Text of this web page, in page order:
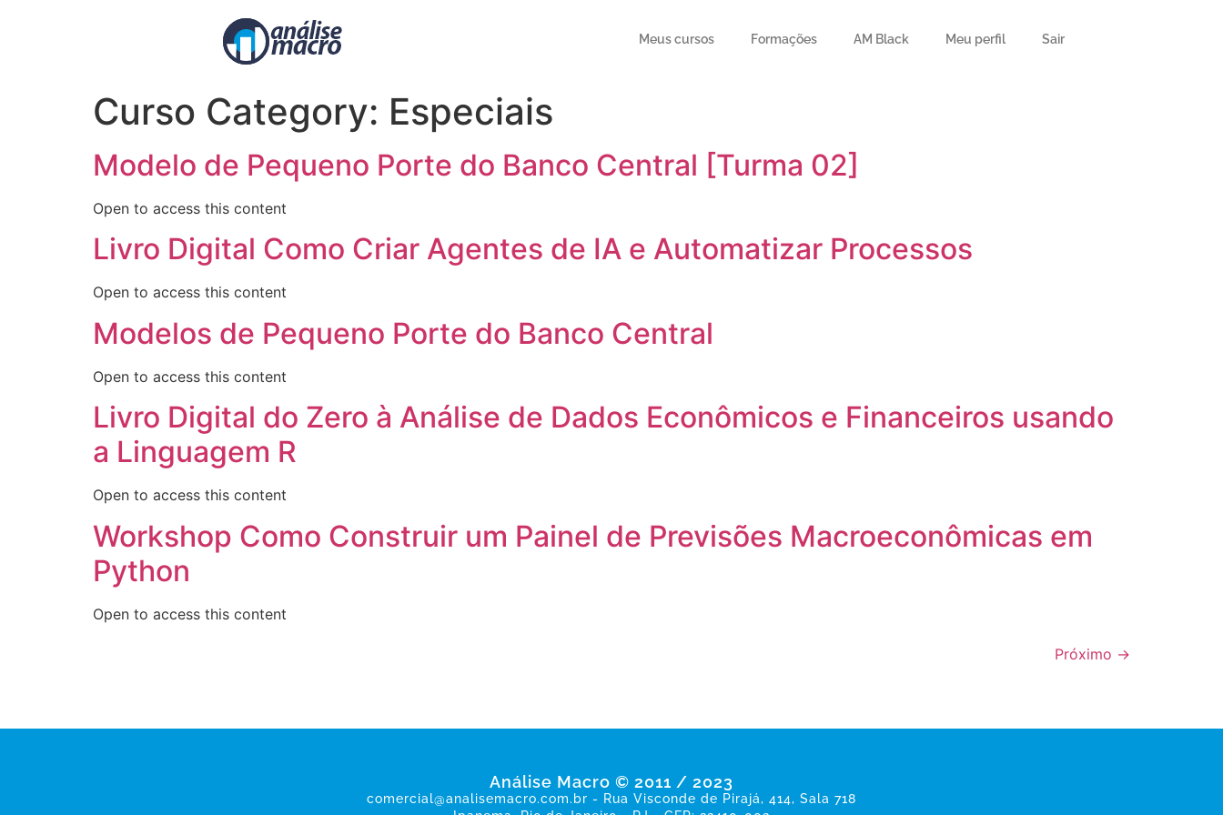
Meus cursos Formações AM Black Meu perfil Sair
Curso Category: Especiais
Modelo de Pequeno Porte do Banco Central [Turma 02]
Open to access this content
Livro Digital Como Criar Agentes de IA e Automatizar Processos
Open to access this content
Modelos de Pequeno Porte do Banco Central
Open to access this content
Livro Digital do Zero à Análise de Dados Econômicos e Financeiros usando
a Linguagem R
Open to access this content
Workshop Como Construir um Painel de Previsões Macroeconômicas em
Python
Open to access this content
Próximo →
Análise Macro © 2011 / 2023
comercial@analisemacro.com.br - Rua Visconde de Pirajá, 414, Sala 718